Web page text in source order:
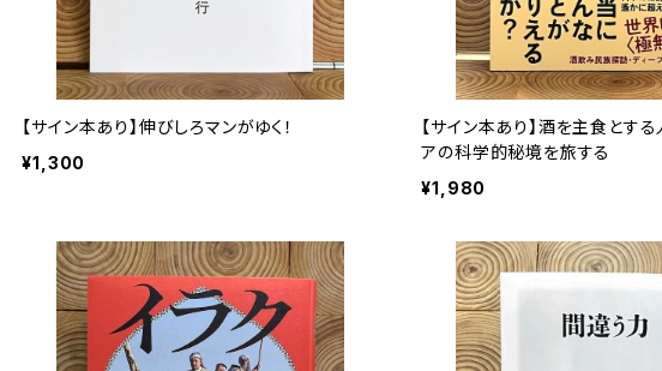
【サイン本あり】伸びしろマンがゆく！
¥1,300
【サイン本あり】酒を主食とす
アの科学的秘境を旅する
¥1,980